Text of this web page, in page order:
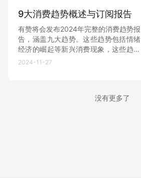
9大消费趋势概述与订阅报告
有赞将会发布2024年完整的消费趋势报
告，涵盖九大趋势。这些趋势包括情绪
经济的崛起等新兴消费现象，这些趋势
将深刻影响未来的消费模式。
2024-11-27
没有更多了